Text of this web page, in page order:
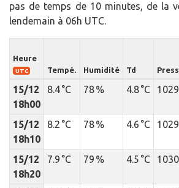
pas de temps de 10 minutes, de la
lendemain à 06h UTC.
Heure
UTC Tempé. Humidité Td
15/12
18h00
8.4 °C 78 % 4.8 °C
15/12
18h10
8.2 °C 78 % 4.6 °C
15/12
18h20
7.9 °C 79 % 4.5 °C